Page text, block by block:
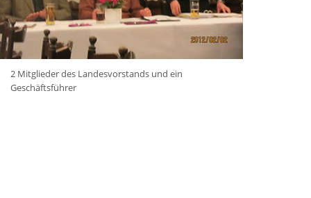
2 Mitglieder des Landesvorstands und ein
Geschäftsführer